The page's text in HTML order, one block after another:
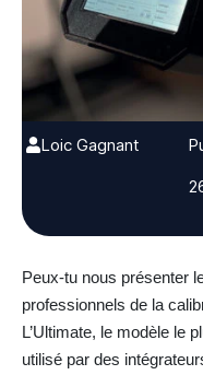
Loic Gagnant
Peux-tu nous présenter
professionnels de la
L’Ultimate, le modèle le
utilisé par des